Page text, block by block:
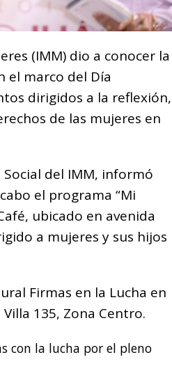
(IMM) dio a conocer la
el marco del Día
dirigidos a la reflexión,
de las mujeres en
del IMM, informó
el programa “Mi
ubicado en avenida
a mujeres y sus hijos
Firmas en la Lucha en
135, Zona Centro.
con la lucha por el pleno